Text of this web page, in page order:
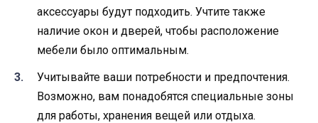
аксессуары будут подходить. Учтите также
наличие окон и дверей, чтобы расположение
мебели было оптимальным.
Учитывайте ваши потребности и предпочтения.
Возможно, вам понадобятся специальные зоны
для работы, хранения вещей или отдыха.